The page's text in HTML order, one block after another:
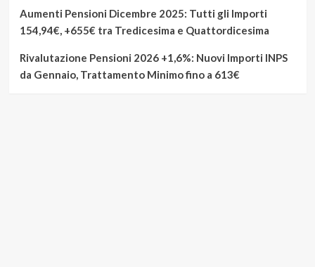
Aumenti Pensioni Dicembre 2025: Tutti gli Importi
154,94€, +655€ tra Tredicesima e Quattordicesima
Rivalutazione Pensioni 2026 +1,6%: Nuovi Importi INPS
da Gennaio, Trattamento Minimo fino a 613€